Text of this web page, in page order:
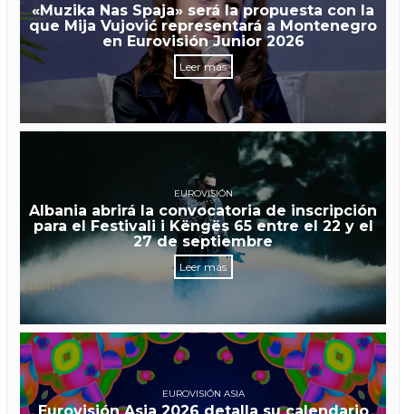
«Muzika Nas Spaja» será la propuesta con la
que Mija Vujović representará a Montenegro
en Eurovisión Junior 2026
Leer más
EUROVISIÓN
Albania abrirá la convocatoria de inscripción
para el Festivali i Këngës 65 entre el 22 y el
27 de septiembre
Leer más
EUROVISIÓN ASIA